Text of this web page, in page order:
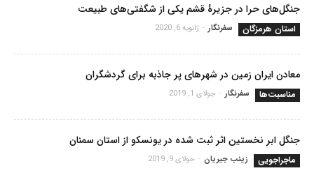
جنگل‌های حرا در جزیرۀ قشم یکی از شگفتی‌های طبیعت
استان هرمزگان سفرنگار - ژانویه 6, 2020
معادن ایران زمین در شهرهای پر جاذبه برای گردشگران
مناسبت‌ها سفرنگار - جولای 1, 2019
جنگل ابر نخستین اثر ثبت شده در یونسکو از استان سمنان
ماجراجویی زینب جیریان - جولای 9, 2019